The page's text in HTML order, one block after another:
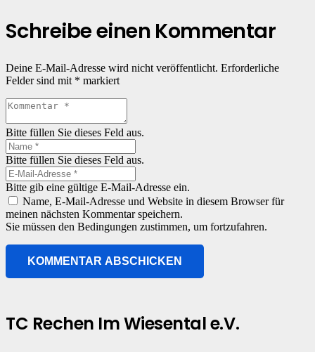
Schreibe einen Kommentar
Deine E-Mail-Adresse wird nicht veröffentlicht. Erforderliche
Felder sind mit * markiert
Bitte füllen Sie dieses Feld aus.
Bitte füllen Sie dieses Feld aus.
Bitte gib eine gültige E-Mail-Adresse ein.
Name, E-Mail-Adresse und Website in diesem Browser für
meinen nächsten Kommentar speichern.
Sie müssen den Bedingungen zustimmen, um fortzufahren.
KOMMENTAR ABSCHICKEN
TC Rechen Im Wiesental e.V.